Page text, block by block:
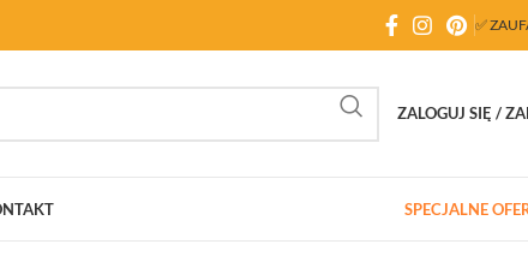
✅
ZALOGUJ SIĘ /
SPECJALNE